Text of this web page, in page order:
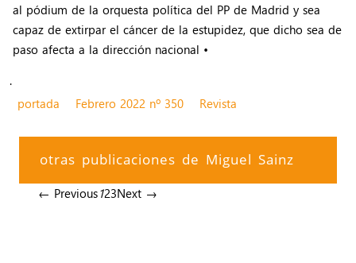
al pódium de la orquesta política del PP de Madrid y sea
capaz de extirpar el cáncer de la estupidez, que dicho sea de
paso afecta a la dirección nacional •
.
portada
Febrero 2022 nº 350 Revista
otras publicaciones de Miguel Sainz
← Previous123Next →